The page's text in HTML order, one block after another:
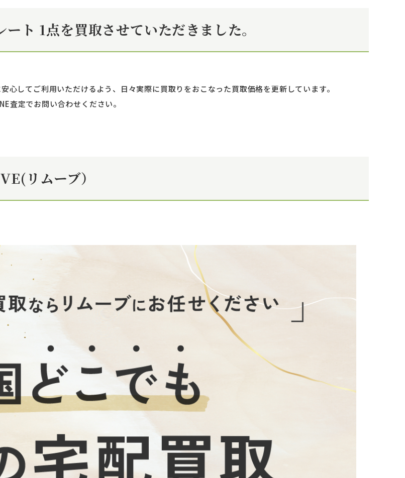
ト 1点を買取させていただきました。
してご利用いただけるよう、日々実際に買取りをおこなった買取価格を更新しています。
査定でお問い合わせください。
リムーブ）